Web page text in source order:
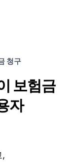
청구
보험금
자
,